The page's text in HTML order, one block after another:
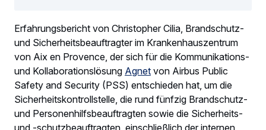
Erfahrungsbericht von Christopher Cilia, Brandschutz-
und Sicherheitsbeauftragter im Krankenhauszentrum
von Aix en Provence, der sich für die Kommunikations-
und Kollaborationslösung Agnet von Airbus Public
Safety and Security (PSS) entschieden hat, um die
Sicherheitskontrollstelle, die rund fünfzig Brandschutz-
und Personenhilfsbeauftragten sowie die Sicherheits-
und -schutzbeauftragten, einschließlich der internen